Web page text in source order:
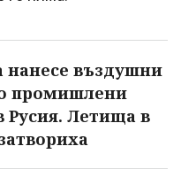
нанесе въздушни
промишлени
Русия. Летища в